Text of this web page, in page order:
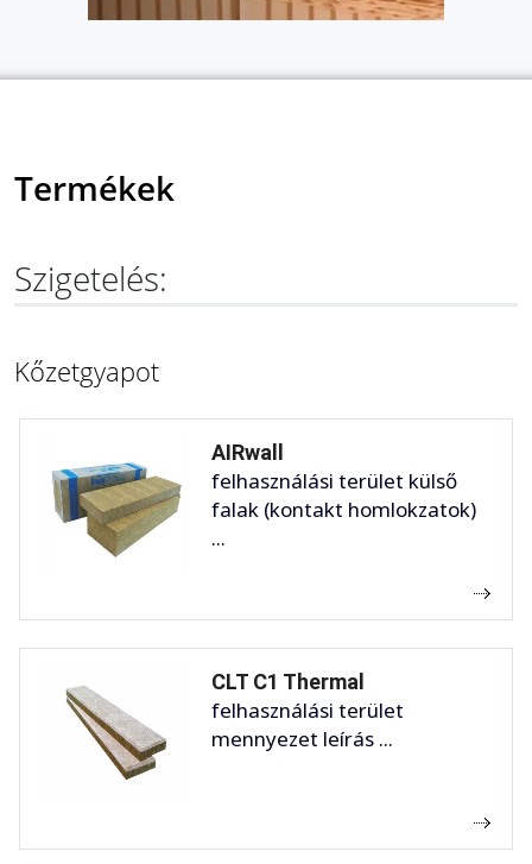
Termékek
Szigetelés:
Kőzetgyapot
AIRwall
felhasználási terület külső
falak (kontakt homlokzatok)
...
CLT C1 Thermal
felhasználási terület
mennyezet leírás ...